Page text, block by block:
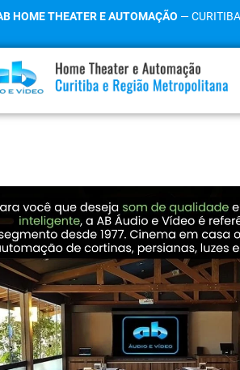
HOME THEATER E AUTOMAÇÃO —